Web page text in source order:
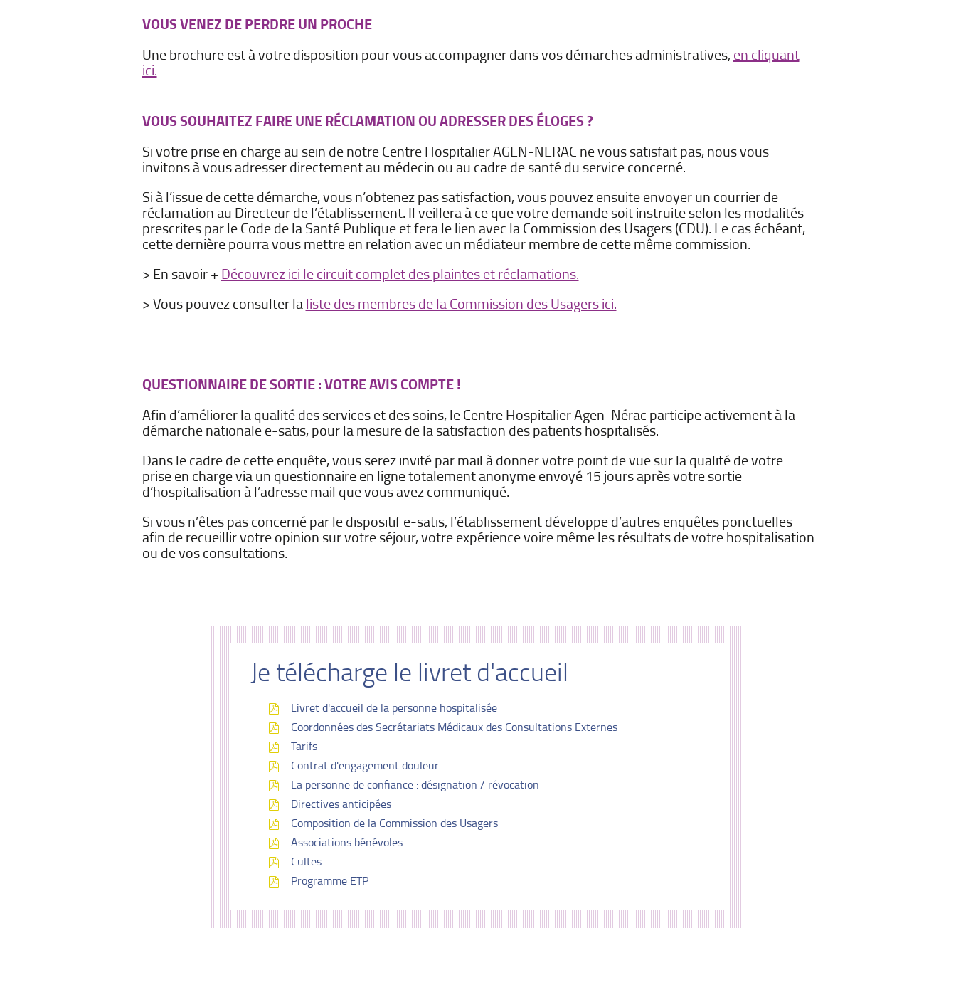
VOUS VENEZ DE PERDRE UN PROCHE
Une brochure est à votre disposition pour vous accompagner dans vos démarches administratives,en cliquant
ici.
VOUS SOUHAITEZ FAIRE UNE RÉCLAMATION OU ADRESSER DES ÉLOGES ?
Si votre prise en charge au sein de notre Centre Hospitalier AGEN-NERAC ne vous satisfait pas, nous vous
invitons à vous adresser directement au médecin ou au cadre de santé du service concerné.
Si à l’issue de cette démarche, vous n’obtenez pas satisfaction, vous pouvez ensuite envoyer un courrier de
réclamation au Directeur de l’établissement. Il veillera à ce que votre demande soit instruite selon les modalités
prescrites par le Code de la Santé Publique et fera le lien avec la Commission des Usagers (CDU). Le cas échéant,
cette dernière pourra vous mettre en relation avec un médiateur membre de cette même commission.
> En savoir + Découvrez ici le circuit complet des plaintes et réclamations.
> Vous pouvez consulter laliste des membres de la Commission des Usagers ici.
QUESTIONNAIRE DE SORTIE : VOTRE AVIS COMPTE !
Afin d’améliorer la qualité des services et des soins, le Centre Hospitalier Agen-Nérac participe activement à la
démarche nationale e-satis, pour la mesure de la satisfaction des patients hospitalisés.
Dans le cadre de cette enquête, vous serez invité par mail à donner votre point de vue sur la qualité de votre
prise en charge via un questionnaire en ligne totalement anonyme envoyé 15 jours après votre sortie
d’hospitalisation à l’adresse mail que vous avez communiqué.
Si vous n’êtes pas concerné par le dispositif e-satis, l’établissement développe d’autres enquêtes ponctuelles
afin de recueillir votre opinion sur votre séjour, votre expérience voire même les résultats de votre hospitalisation
ou de vos consultations.
Je télécharge le livret d'accueil
Livret d'accueil de la personne hospitalisée
Coordonnées des Secrétariats Médicaux des Consultations Externes
Tarifs
Contrat d'engagement douleur
La personne de confiance : désignation / révocation
Directives anticipées
Composition de la Commission des Usagers
Associations bénévoles
Cultes
Programme ETP